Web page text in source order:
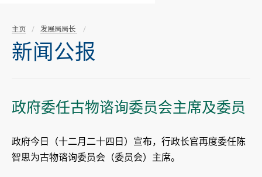
主页 发展局局长
新闻公报
政府委任古物谘询委员会主席及委员
政府今日（十二月二十四日）宣布，行政长官再度委任陈
智思为古物谘询委员会（委员会）主席。